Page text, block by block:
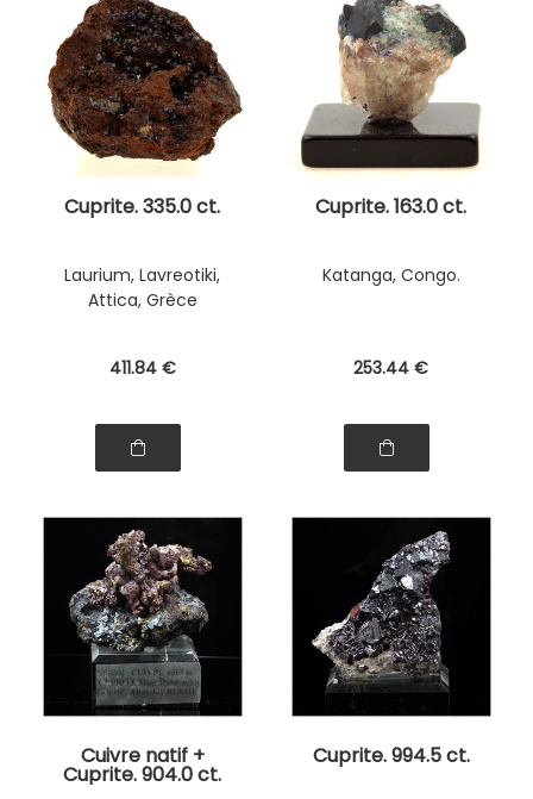
Cuprite. 335.0 ct.
Laurium, Lavreotiki,
Attica, Grèce
411.84 €
Cuprite. 163.0 ct.
Katanga, Congo.
253.44 €
Cuivre natif +
Cuprite. 904.0 ct.
Cuprite. 994.5 ct.